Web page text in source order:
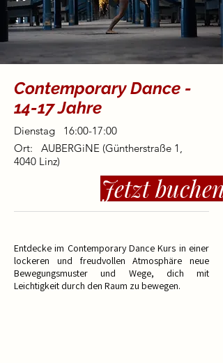
Contemporary Dance -
14-17 Jahre
Dienstag 16:00-17:00
Ort: AUBERGiNE (Güntherstraße 1,
4040 Linz)
Jetzt buchen
​​​​Entdecke im Contemporary Dance Kurs in einer
lockeren und freudvollen Atmosphäre neue
Bewegungsmuster und Wege, dich mit
Leichtigkeit durch den Raum zu bewegen.